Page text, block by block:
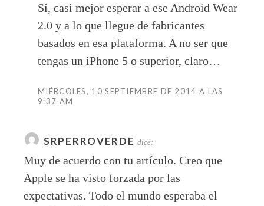
Sí, casi mejor esperar a ese Android Wear
2.0 y a lo que llegue de fabricantes
basados en esa plataforma. A no ser que
tengas un iPhone 5 o superior, claro…
MIÉRCOLES, 10 SEPTIEMBRE DE 2014 A LAS
9:37 AM
SRPERROVERDE dice:
Muy de acuerdo con tu artículo. Creo que
Apple se ha visto forzada por las
expectativas. Todo el mundo esperaba el